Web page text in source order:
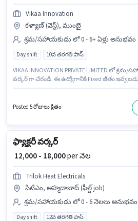
Vikaa Innovation
కళ్యాణ్ (వెస్ట్), ముంబై
శ్రమ/సహాయకుడు లో 0 - 6+ ఏళ్లు అనుభవం
Day shift 10వ తరగతి పాస్
VIKAA INNOVATION PRIVATE LIMITED లో
వర్కర్ గా చేరండి. ఈ ఉద్యోగానికి Fixed జీతం
ఉంటుంది. ఈ ఉద్యోగం కళ్యాణ్ (వెస్ట్), ముంబై లో ఉంది.
Posted 5 రోజులు క్రితం
ఫ్యాక్టరీ వర్కర్
₹ 12,000 - 18,000per నెల
Trilok Heat Electricals
సిటిఎం, అహ్మదాబాద్ (ఫీల్డ్ job)
శ్రమ/సహాయకుడు లో 0 - 6 నెలలు అనుభవం
Day shift 12వ తరగతి పాస్